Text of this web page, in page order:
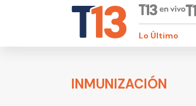
Lo Último
INMUNIZACIÓN